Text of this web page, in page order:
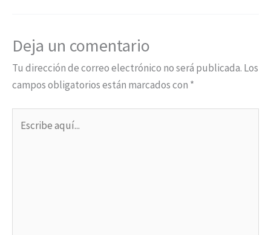
Deja un comentario
Tu dirección de correo electrónico no será publicada. Los
campos obligatorios están marcados con *
aquí...